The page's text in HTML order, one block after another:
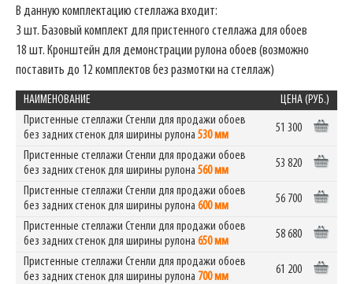
В данную комплектацию стеллажа входит:
3 шт. Базовый комплект для пристенного стеллажа для обоев
18 шт. Кронштейн для демонстрации рулона обоев (возможно
поставить до 12 комплектов без размотки на стеллаж)
НАИМЕНОВАНИЕ
ЦЕНА (РУБ.)
Пристенные стеллажи Стенли для продажи обоев
без задних стенок для ширины рулона 530 мм
51 300
Пристенные стеллажи Стенли для продажи обоев
без задних стенок для ширины рулона 560 мм
53 820
Пристенные стеллажи Стенли для продажи обоев
без задних стенок для ширины рулона 600 мм
56 700
Пристенные стеллажи Стенли для продажи обоев
без задних стенок для ширины рулона 650 мм
58 680
Пристенные стеллажи Стенли для продажи обоев
без задних стенок для ширины рулона 700 мм
61 200